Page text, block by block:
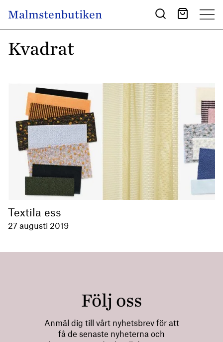
Main Navigation
Malmstenbutiken
Kvadrat
Textila ess
27 augusti 2019
Följ oss
Anmäl dig till vårt nyhetsbrev för att
få de senaste nyheterna och